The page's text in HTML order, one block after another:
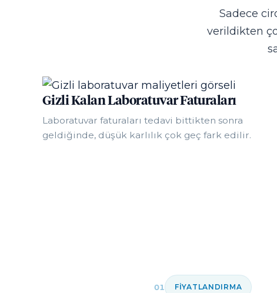
Sadece
verildikten
Gizli Kalan Laboratuvar Faturaları
Laboratuvar faturaları tedavi bittikten sonra
geldiğinde, düşük karlılık çok geç fark edilir.
01 FIYATLANDIRMA